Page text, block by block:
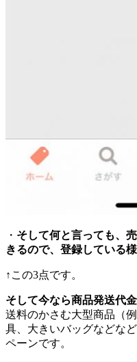
・ そして何と言っても、
きるので、登録している
↑この3点です。
そして今なら商品発送代
送料のかさむ大型商品（
具、大きいバッグなどな
ペーンです。